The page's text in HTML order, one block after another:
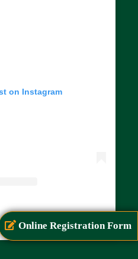
Online Registration Form
on Instagram
(@siarayurveda)